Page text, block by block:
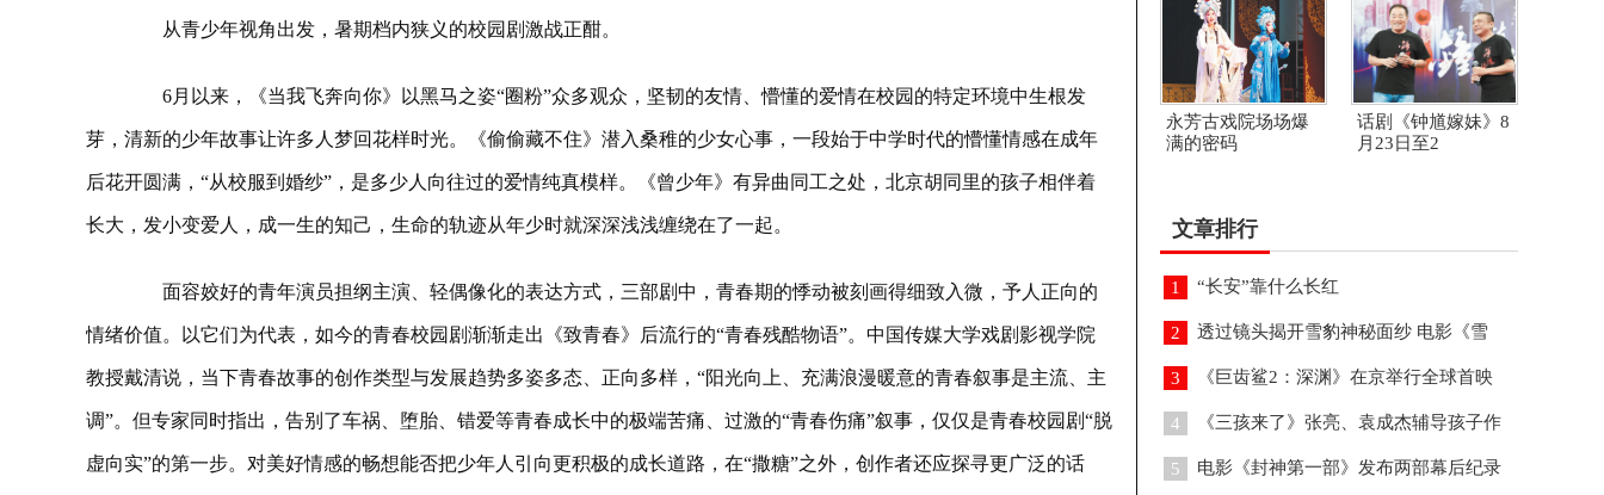
从青少年视角出发，暑期档内狭义的校园剧激战正酣。
6月以来，《当我飞奔向你》以黑马之姿“圈粉”众多观众，坚韧的友情、懵懂的爱情在校园的特定环境中生根发
芽，清新的少年故事让许多人梦回花样时光。《偷偷藏不住》潜入桑稚的少女心事，一段始于中学时代的懵懂情感在成年
后花开圆满，“从校服到婚纱”，是多少人向往过的爱情纯真模样。《曾少年》有异曲同工之处，北京胡同里的孩子相伴着
长大，发小变爱人，成一生的知己，生命的轨迹从年少时就深深浅浅缠绕在了一起。
面容姣好的青年演员担纲主演、轻偶像化的表达方式，三部剧中，青春期的悸动被刻画得细致入微，予人正向的
情绪价值。以它们为代表，如今的青春校园剧渐渐走出《致青春》后流行的“青春残酷物语”。中国传媒大学戏剧影视学院
教授戴清说，当下青春故事的创作类型与发展趋势多姿多态、正向多样，“阳光向上、充满浪漫暖意的青春叙事是主流、主
调”。但专家同时指出，告别了车祸、堕胎、错爱等青春成长中的极端苦痛、过激的“青春伤痛”叙事，仅仅是青春校园剧“脱
虚向实”的第一步。对美好情感的畅想能否把少年人引向更积极的成长道路，在“撒糖”之外，创作者还应探寻更广泛的话
永芳古戏院场场爆
满的密码
话剧《钟馗嫁妹》8
月23日至2
文章排行
1 “长安”靠什么长红
2 透过镜头揭开雪豹神秘面纱 电影《雪
3 《巨齿鲨2：深渊》在京举行全球首映
4 《三孩来了》张亮、袁成杰辅导孩子作
5 电影《封神第一部》发布两部幕后纪录